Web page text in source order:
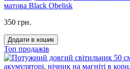
матова Black Obelisk
350 грн.
Додати в кошик
Топ продажів